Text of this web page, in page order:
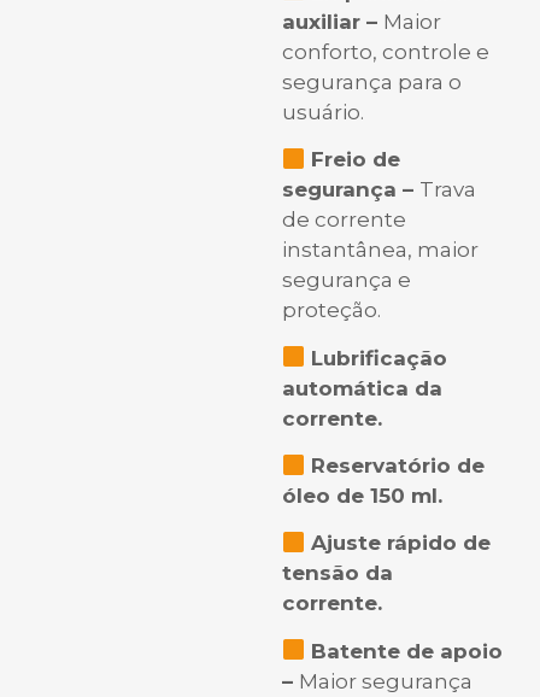
auxiliar – Maior
conforto, controle e
segurança para o
usuário.
Freio de
segurança – Trava
de corrente
instantânea, maior
segurança e
proteção.
Lubrificação
automática da
corrente.
Reservatório de
óleo de 150 ml.
Ajuste rápido de
tensão da
corrente.
Batente de apoio
– Maior segurança